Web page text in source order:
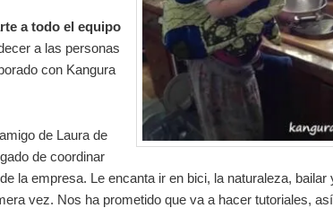
a todo el equipo
a las personas
con Kangura
de Laura de
de coordinar
la empresa. Le encanta ir en bici, la naturaleza, bailar
vez. Nos ha prometido que va a hacer tutoriales,